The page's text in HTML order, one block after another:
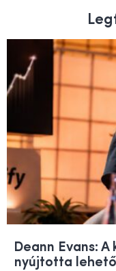
Deann Evans:
nyújtotta